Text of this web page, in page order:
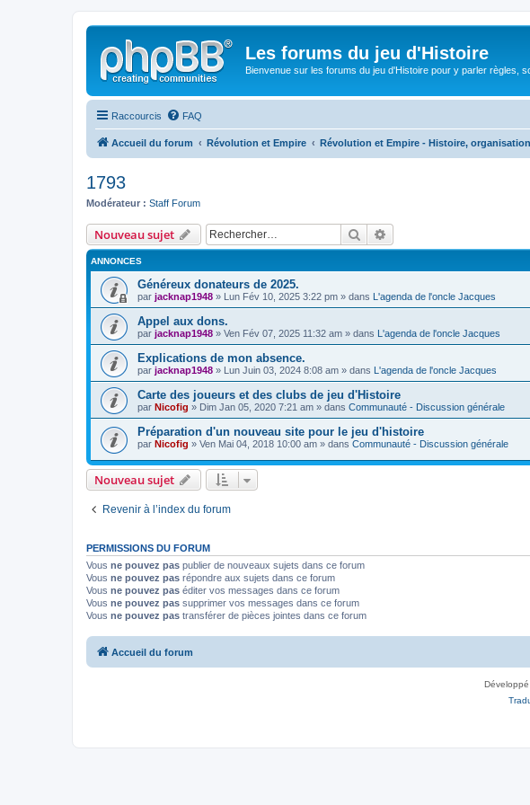
Les forums du jeu d'Histoire
Bienvenue sur les forums du jeu d'Histoire pour y parler règles,
Raccourcis FAQ
Accueil du forum Révolution et Empire Révolution et Empire - Histoire,
1793
Modérateur : Staff Forum
Nouveau sujet Rechercher
ANNONCES
Généreux donateurs de 2025.
par jacknap1948 » Lun Fév 10, 2025 3:22 pm » dans L'agenda de l'oncle Jacques
Appel aux dons.
par jacknap1948 » Ven Fév 07, 2025 11:32 am » dans L'agenda de l'oncle Jacques
Explications de mon absence.
par jacknap1948 » Lun Juin 03, 2024 8:08 am » dans L'agenda de l'oncle Jacques
Carte des joueurs et des clubs de jeu d'Histoire
par Nicofig » Dim Jan 05, 2020 7:21 am » dans Communauté - Discussion générale
Préparation d'un nouveau site pour le jeu d'histoire
par Nicofig » Ven Mai 04, 2018 10:00 am » dans Communauté - Discussion générale
Nouveau sujet
Revenir à l’index du forum
PERMISSIONS DU FORUM
Vous ne pouvez pas publier de nouveaux sujets dans ce forum
Vous ne pouvez pas répondre aux sujets dans ce forum
Vous ne pouvez pas éditer vos messages dans ce forum
Vous ne pouvez pas supprimer vos messages dans ce forum
Vous ne pouvez pas transférer de pièces jointes dans ce forum
Accueil du forum